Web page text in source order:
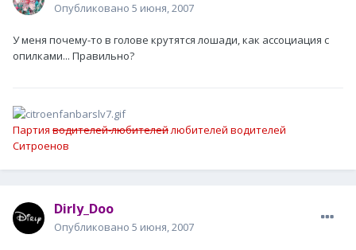
Опубликовано 5 июня, 2007
У меня почему-то в голове крутятся лошади, как ассоциация с
опилками... Правильно?
Партия водителей-любителейлюбителей водителей
Ситроенов
Dirly_Doo
Опубликовано 5 июня, 2007